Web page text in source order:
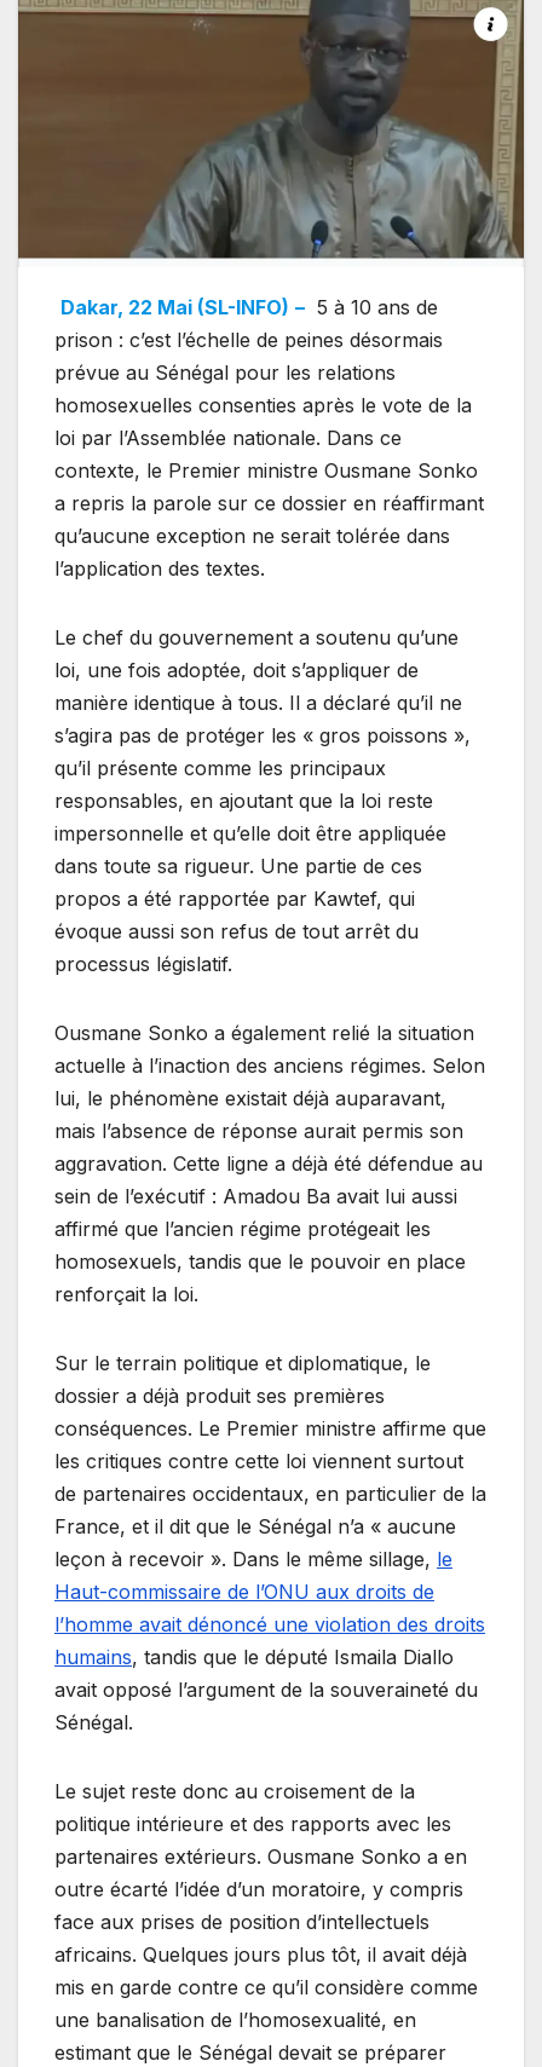
Dakar, 22 Mai (SL-INFO) – 5 à 10 ans de
prison : c’est l’échelle de peines désormais
prévue au Sénégal pour les relations
homosexuelles consenties après le vote de la
loi par l’Assemblée nationale. Dans ce
contexte, le Premier ministre Ousmane Sonko
a repris la parole sur ce dossier en réaffirmant
qu’aucune exception ne serait tolérée dans
l’application des textes.
Le chef du gouvernement a soutenu qu’une
loi, une fois adoptée, doit s’appliquer de
manière identique à tous. Il a déclaré qu’il ne
s’agira pas de protéger les « gros poissons »,
qu’il présente comme les principaux
responsables, en ajoutant que la loi reste
impersonnelle et qu’elle doit être appliquée
dans toute sa rigueur. Une partie de ces
propos a été rapportée par Kawtef, qui
évoque aussi son refus de tout arrêt du
processus législatif.
Ousmane Sonko a également relié la situation
actuelle à l’inaction des anciens régimes. Selon
lui, le phénomène existait déjà auparavant,
mais l’absence de réponse aurait permis son
aggravation. Cette ligne a déjà été défendue au
sein de l’exécutif : Amadou Ba avait lui aussi
affirmé que l’ancien régime protégeait les
homosexuels, tandis que le pouvoir en place
renforçait la loi.
Sur le terrain politique et diplomatique, le
dossier a déjà produit ses premières
conséquences. Le Premier ministre affirme que
les critiques contre cette loi viennent surtout
de partenaires occidentaux, en particulier de la
France, et il dit que le Sénégal n’a « aucune
leçon à recevoir ». Dans le même sillage, le
Haut-commissaire de l’ONU aux droits de
l’homme avait dénoncé une violation des droits
humains, tandis que le député Ismaila Diallo
avait opposé l’argument de la souveraineté du
Sénégal.
Le sujet reste donc au croisement de la
politique intérieure et des rapports avec les
partenaires extérieurs. Ousmane Sonko a en
outre écarté l’idée d’un moratoire, y compris
face aux prises de position d’intellectuels
africains. Quelques jours plus tôt, il avait déjà
mis en garde contre ce qu’il considère comme
une banalisation de l’homosexualité, en
estimant que le Sénégal devait se préparer